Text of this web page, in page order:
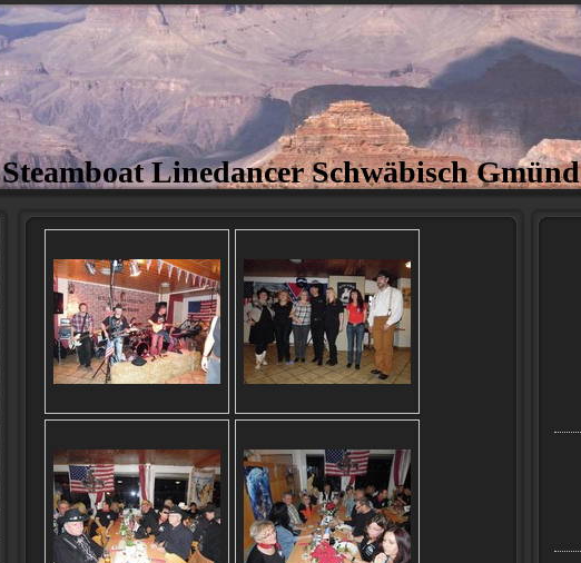
Steamboat Linedancer Schwäbisch Gmünd